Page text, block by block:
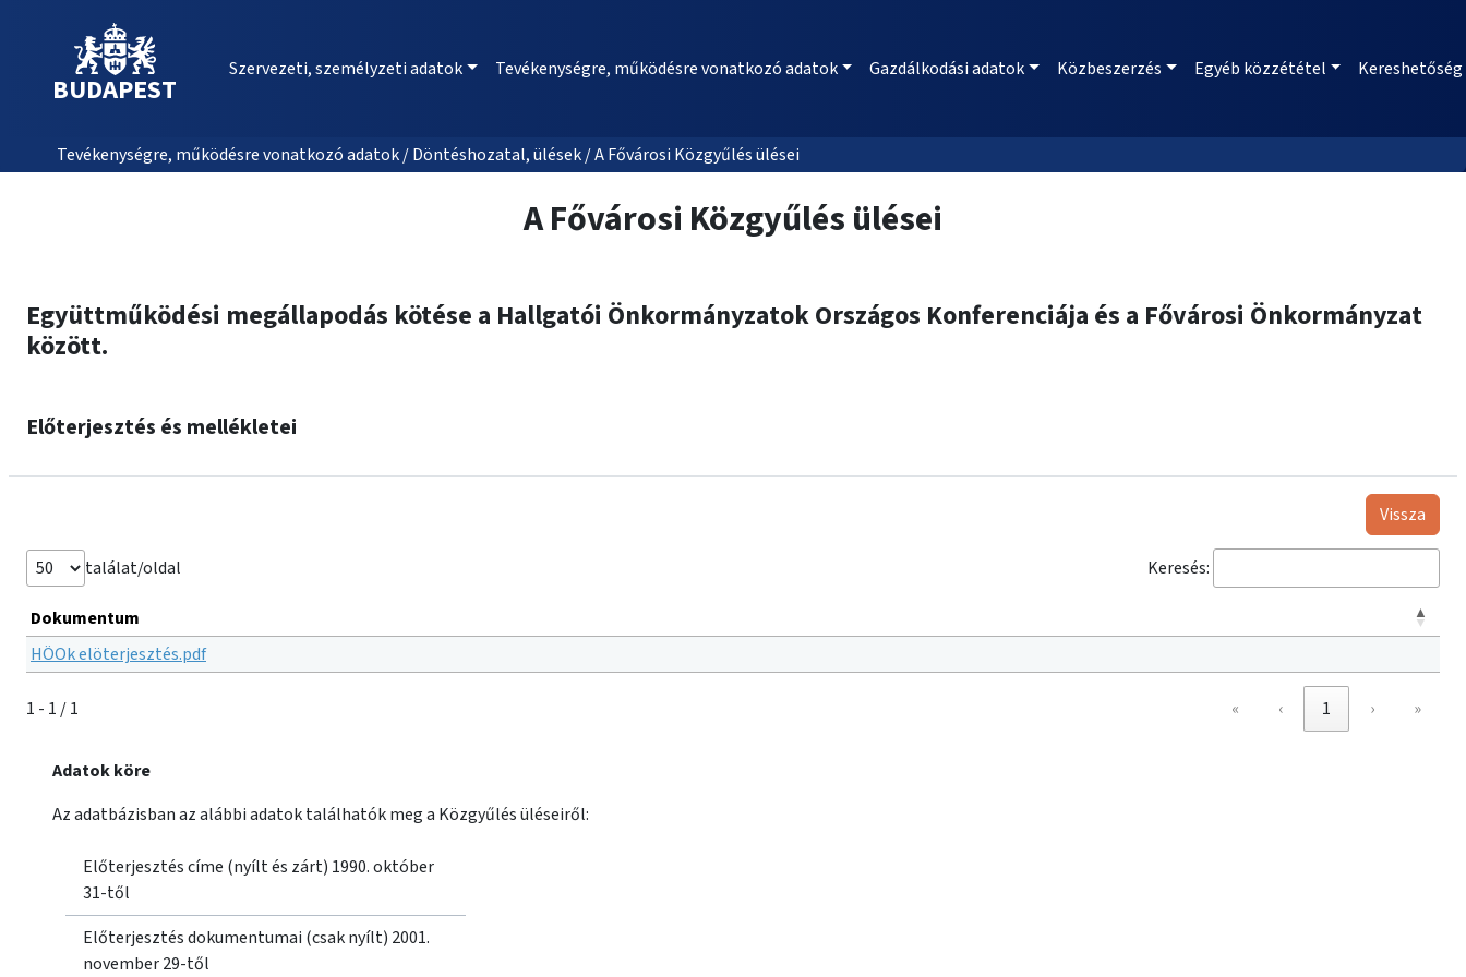
BUDAPEST
Szervezeti, személyzeti adatok Tevékenységre, működésre vonatkozó adatok Gazdálkodási adatok Közbeszerzés Egyéb közzététel Kereshetőség
Tevékenységre, működésre vonatkozó adatok / Döntéshozatal, ülések / A Fővárosi Közgyűlés ülései
A Fővárosi Közgyűlés ülései
Együttműködési megállapodás kötése a Hallgatói Önkormányzatok Országos Konferenciája és a Fővárosi Önkormányzat
között.
Előterjesztés és mellékletei
Vissza
találat/oldal Keresés:
Dokumentum
HÖOk elöterjesztés.pdf
1 - 1 / 1 « ‹ 1 › »
Adatok köre
Az adatbázisban az alábbi adatok találhatók meg a Közgyűlés üléseiről:
Előterjesztés címe (nyílt és zárt) 1990. október
31-től
Előterjesztés dokumentumai (csak nyílt) 2001.
november 29-től